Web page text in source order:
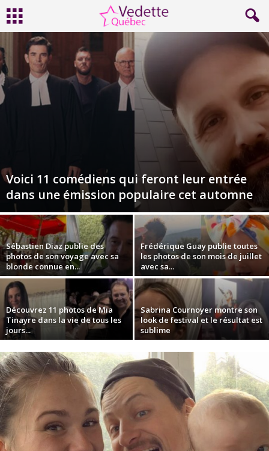
Voici 11 comédiens qui feront leur entrée
dans une émission populaire cet automne
Sébastien Diaz publie des
photos de son voyage avec sa
blonde connue en...
Frédérique Guay publie toutes
les photos de son mois de juillet
avec sa...
Découvrez 11 photos de Mia
Tinayre dans la vie de tous les
jours...
Sabrina Cournoyer montre son
look de festival et le résultat est
sublime